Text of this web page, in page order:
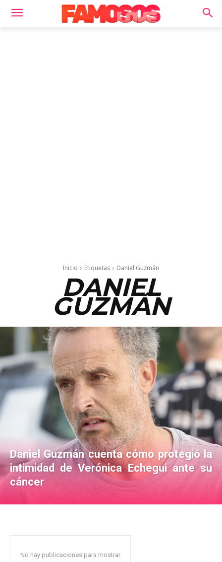
Inicio Etiquetas Daniel Guzmán
DANIEL
GUZMÁN
Daniel Guzmán cuenta cómo protegió la
intimidad de Verónica Echegui ante su
cáncer
No hay publicaciones para mostrar